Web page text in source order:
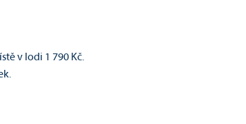
v lodi 1 790 Kč.